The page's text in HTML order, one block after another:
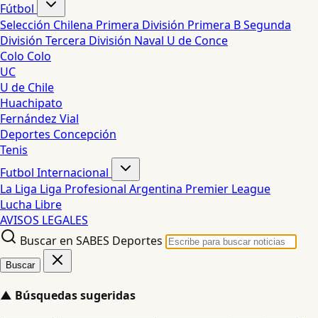
Fútbol
Selección Chilena Primera División Primera BSegunda
División Tercera División Naval U de Conce
Colo Colo
UC
U de Chile
Huachipato
Fernández Vial
Deportes Concepción
Tenis
Futbol Internacional
La Liga Liga Profesional Argentina Premier League
Lucha Libre
AVISOS LEGALES
Buscar en SABES Deportes
Buscar
▲ Búsquedas sugeridas